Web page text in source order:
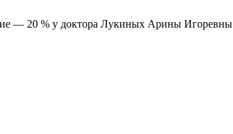
— 20 % у доктора Лукиных Арины Игоревны